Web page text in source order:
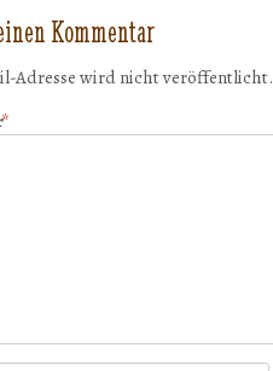
Kommentar
Adresse wird nicht veröffentlicht.
*